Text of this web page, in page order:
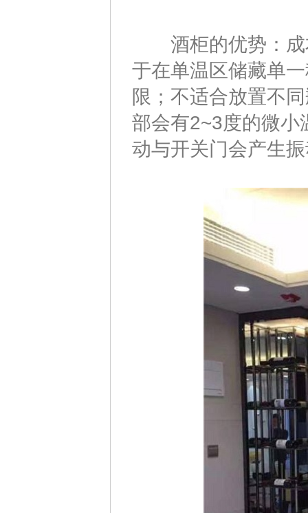
酒柜的优势：成
于在单温区储藏单
限；不适合放置不
部会有2~3度的微小
动与开关门会产生